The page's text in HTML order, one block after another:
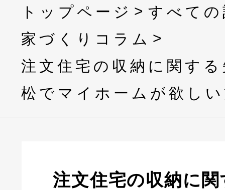
トップページ
すべて
家づくりコラム
注文住宅の収納に関す
松でマイホームが欲し
注文住宅の収納に